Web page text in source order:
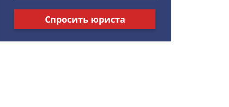
Спросить юриста